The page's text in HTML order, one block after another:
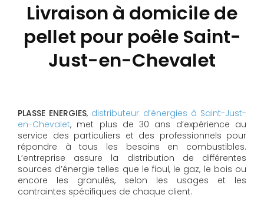
Livraison à domicile de
pellet pour poêle Saint-
Just-en-Chevalet
PLASSE ENERGIES, distributeur d’énergies à Saint-Just-
en-Chevalet, met plus de 30 ans d’expérience au
service des particuliers et des professionnels pour
répondre à tous les besoins en combustibles.
L’entreprise assure la distribution de différentes
sources d’énergie telles que le fioul, le gaz, le bois ou
encore les granulés, selon les usages et les
contraintes spécifiques de chaque client.